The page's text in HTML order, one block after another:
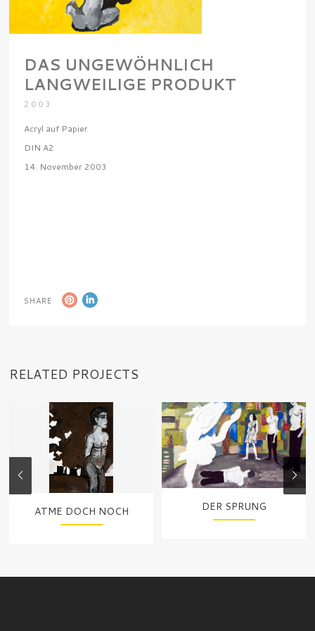
DAS UNGEWÖHNLICH
LANGWEILIGE PRODUKT
2003
Acryl auf Papier
DIN A2
14. November 2003
SHARE
RELATED PROJECTS
ATME DOCH NOCH DER SPRUNG